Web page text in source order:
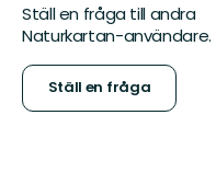
Ställ en fråga till andra
Naturkartan-användare.
Ställ en fråga